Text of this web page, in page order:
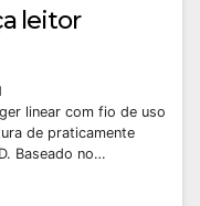
leitor
linear com fio de uso
de praticamente
Baseado no…